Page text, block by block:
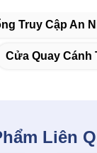
Truy Cập An
Cửa Quay Cánh
Liên